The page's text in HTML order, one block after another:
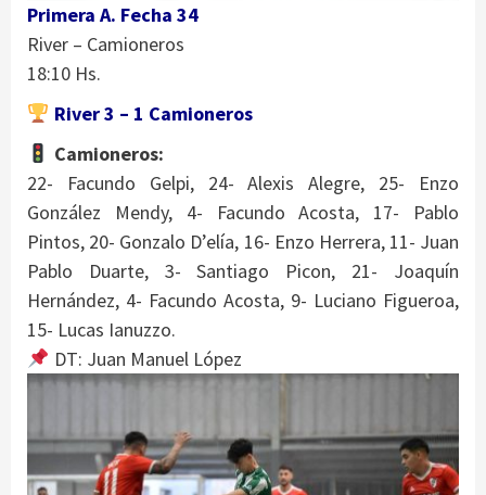
Primera A. Fecha 34
River – Camioneros
18:10 Hs.
River 3 – 1 Camioneros
Camioneros:
22- Facundo Gelpi, 24- Alexis Alegre, 25- Enzo
González Mendy, 4- Facundo Acosta, 17- Pablo
Pintos, 20- Gonzalo D’elía, 16- Enzo Herrera, 11- Juan
Pablo Duarte, 3- Santiago Picon, 21- Joaquín
Hernández, 4- Facundo Acosta, 9- Luciano Figueroa,
15- Lucas Ianuzzo.
DT: Juan Manuel López